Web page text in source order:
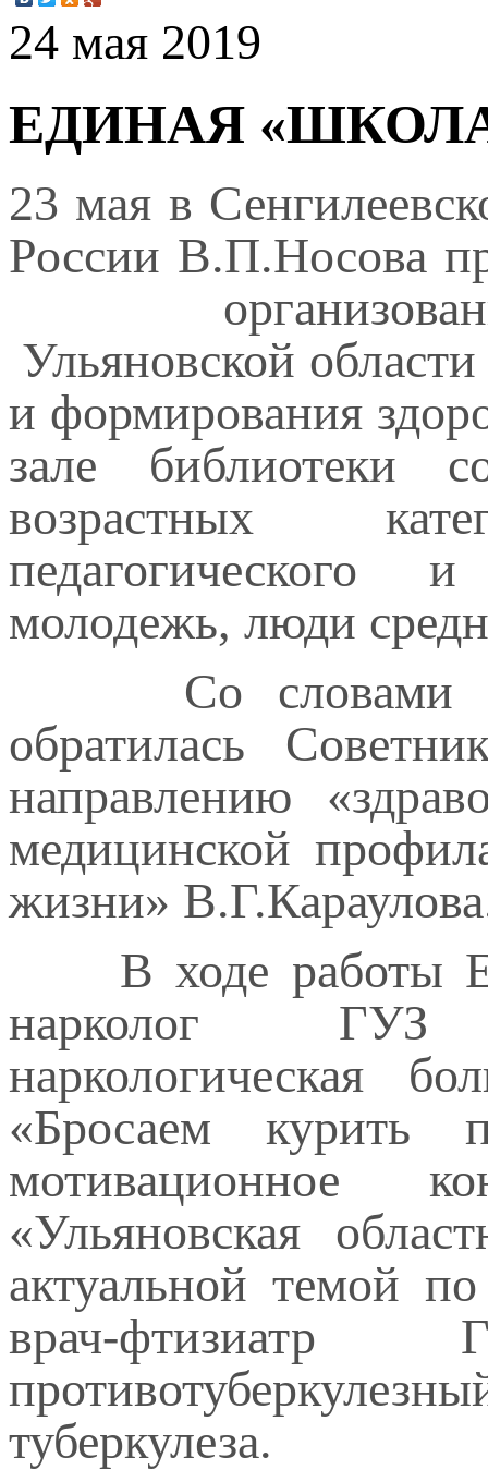
24 мая 2019
ЕДИНАЯ «ШКОЛА
23 мая в
России В.П.Носова
Ульяновской
и формирования
зале библиотеки
возрастных
педагогического и
молодежь, люди
Со словами
обратилась
направлению
медицинской
жизни»
В ходе работы
нарколог ГУЗ
наркологическая
«Бросаем курить
мотивационное
«Ульяновская
актуальной темой
врач-фтизиатр
туберкулеза.